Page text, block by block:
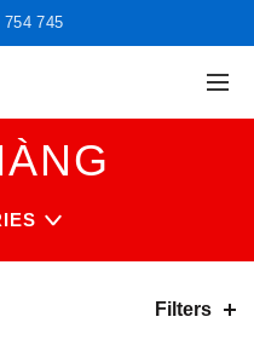
754 745
Filters